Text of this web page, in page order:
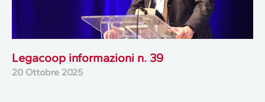
Legacoop informazioni n. 39
20 Ottobre 2025